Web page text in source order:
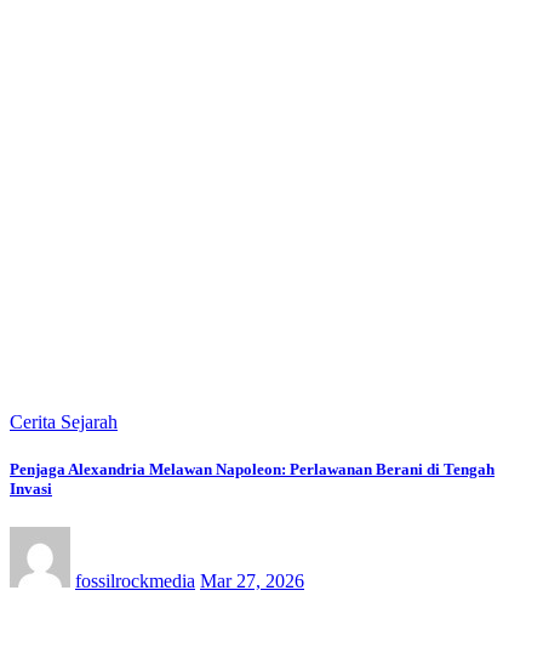
Cerita Sejarah
Penjaga Alexandria Melawan Napoleon: Perlawanan Berani di Tengah
Invasi
fossilrockmedia Mar 27, 2026